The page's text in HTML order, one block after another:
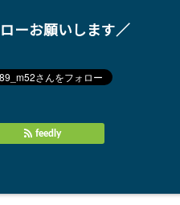
ーお願いします／
feedly